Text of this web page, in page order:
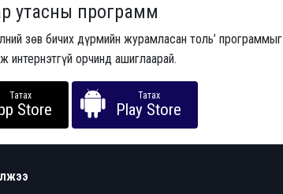
утасны программ
зөв бичих дүрмийн журамласан толь’ программыг
интернэтгүй орчинд ашиглаарай.
Татах
Store
Татах
Play Store